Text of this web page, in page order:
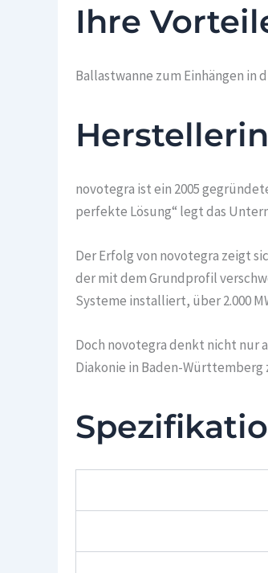
Ihre
Ballastwanne zum Einhängen in
novotegra ist ein 2005
perfekte Lösung“ legt das
Der Erfolg von novotegra zeigt
der mit dem Grundprofil
Systeme installiert, über 2.000
Doch novotegra denkt nicht nur
Diakonie in Baden-